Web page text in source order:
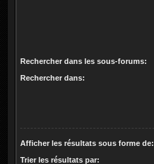
Rechercher dans les sous-forums:
Rechercher dans:
Afficher les résultats sous forme de:
Trier les résultats par: